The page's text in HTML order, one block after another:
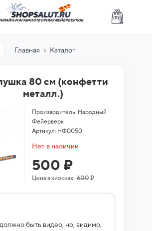
(0)
МАГАЗИН ОТБОРНЫХ ФЕЙЕРВЕРКОВ
Главная › Каталог
80 см (конфетти
металл.)
Производитель: Народный
Фейерверк
Артикул: НФ0050
Нет в наличии
500 ₽
Цена в киосках:600₽
быть видео, но, видимо,